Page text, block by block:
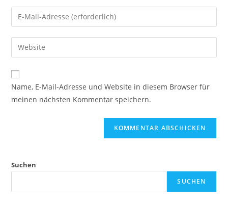
Namen
oder
zum
Kommentieren
ein
Gib
deine
E-
Mail-
zum
Kommentieren
ein
Gib
deine
Website-
URL
Name, E-Mail-Adresse und Website in diesem Browser für
meinen nächsten Kommentar speichern.
Suchen
SUCHEN